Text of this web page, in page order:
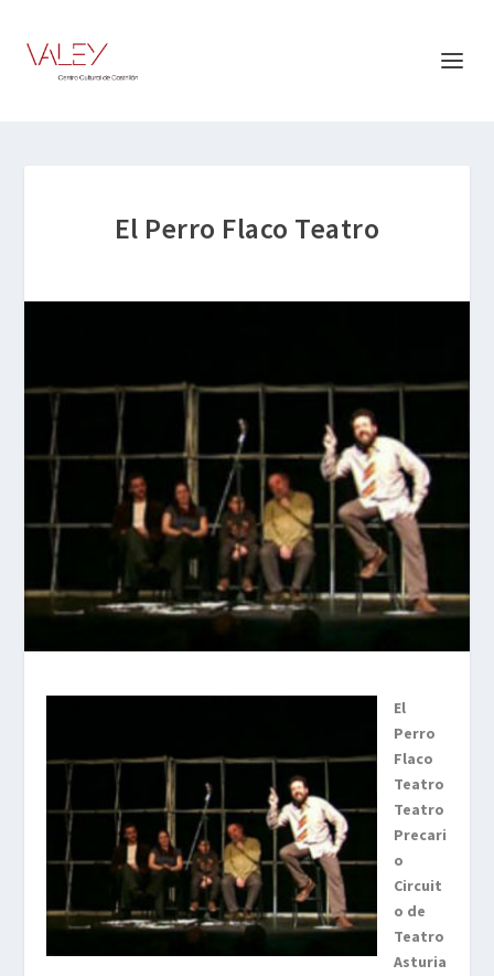
El Perro Flaco Teatro
El
Perro
Flaco
Teatro
Teatro
Precari
o
Circuit
o de
Teatro
Asturia